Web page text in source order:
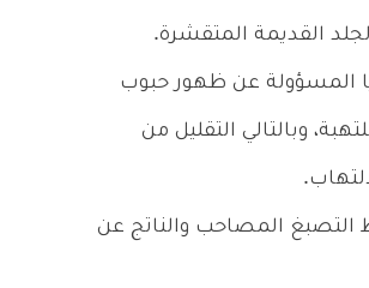
الجلد القديمة المتقشرة.
المسؤولة عن ظهور حبوب
وبالتالي التقليل من
المصاحب والناتج عن